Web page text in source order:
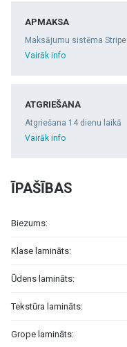
APMAKSA
Maksājumu sistēma Stripe
Vairāk info
ATGRIEŠANA
Atgriešana 14 dienu laikā
Vairāk info
ĪPAŠĪBAS
Biezums:
Klase lamināts:
Ūdens lamināts:
Tekstūra lamināts:
Grope lamināts: